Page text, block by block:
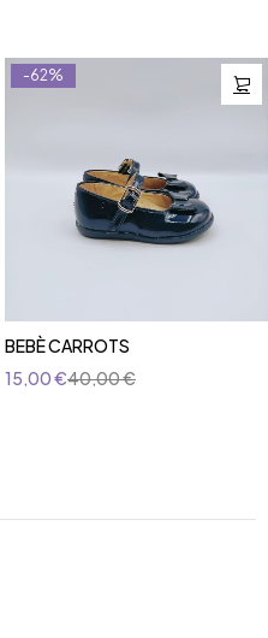
-62%
BEBÈ CARROTS
40,00€
15,00€